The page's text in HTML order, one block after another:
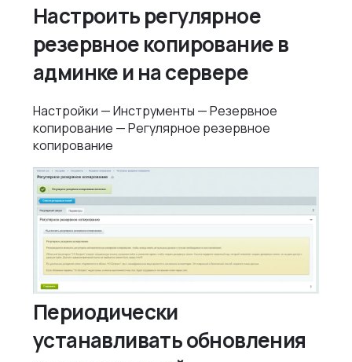
Настроить регулярное
резервное копирование в
админке и на сервере
Настройки — Инструменты — Резервное
копирование — Регулярное резервное
копирование
Периодически
устанавливать обновления